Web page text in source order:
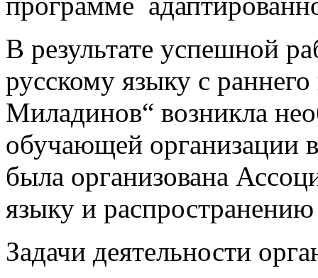
В результате успешной
русскому языку с
Миладинов“ возникла
обучающей организации
была организована
языку и
Задачи деятельности